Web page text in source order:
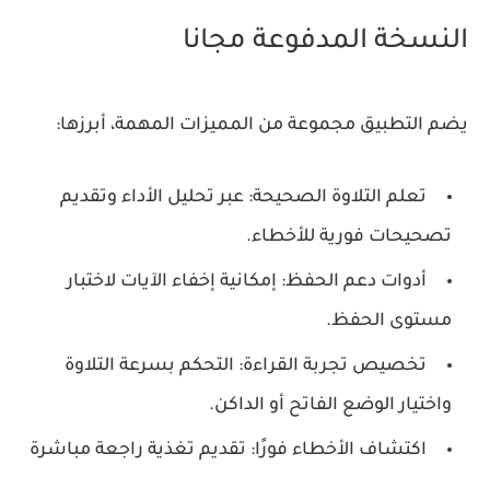
النسخة المدفوعة مجانا
يضم التطبيق مجموعة من المميزات المهمة، أبرزها:
تعلم التلاوة الصحيحة: عبر تحليل الأداء وتقديم
تصحيحات فورية للأخطاء.
أدوات دعم الحفظ: إمكانية إخفاء الآيات لاختبار
مستوى الحفظ.
تخصيص تجربة القراءة: التحكم بسرعة التلاوة
واختيار الوضع الفاتح أو الداكن.
اكتشاف الأخطاء فورًا: تقديم تغذية راجعة مباشرة